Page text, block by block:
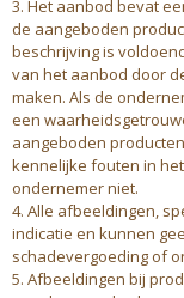
3. Het aanbod bevat
de aangeboden
beschrijving is
van het aanbod door
maken. Als de
een
aangeboden
kennelijke fouten in
ondernemer niet.
4. Alle afbeeldingen,
indicatie en kunnen
schadevergoeding of
5. Afbeeldingen bij